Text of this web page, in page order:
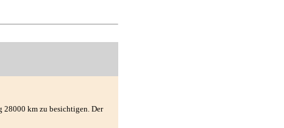
km zu besichtigen. Der